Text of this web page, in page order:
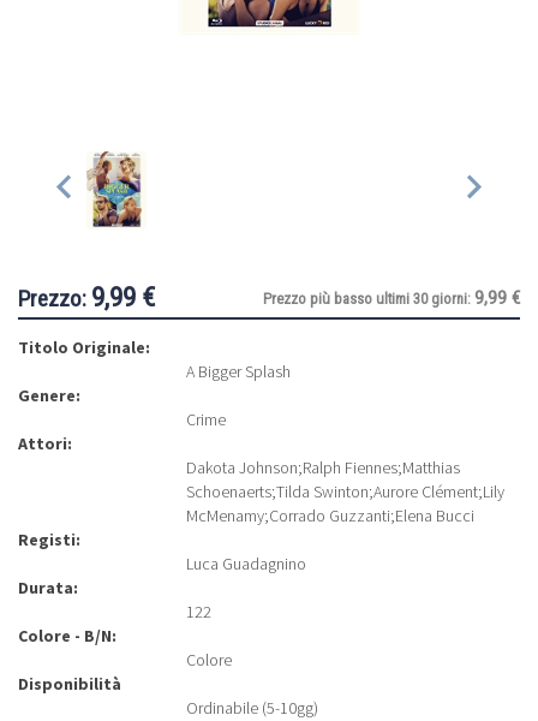
Prezzo: 9,99 € Prezzo più basso ultimi 30 giorni: 9,99 €
Titolo Originale:
A Bigger Splash
Genere:
Crime
Attori:
Dakota Johnson;Ralph Fiennes;Matthias
Schoenaerts;Tilda Swinton;Aurore Clément;Lily
McMenamy;Corrado Guzzanti;Elena Bucci
Registi:
Luca Guadagnino
Durata:
122
Colore - B/N:
Colore
Disponibilità
Ordinabile (5-10gg)